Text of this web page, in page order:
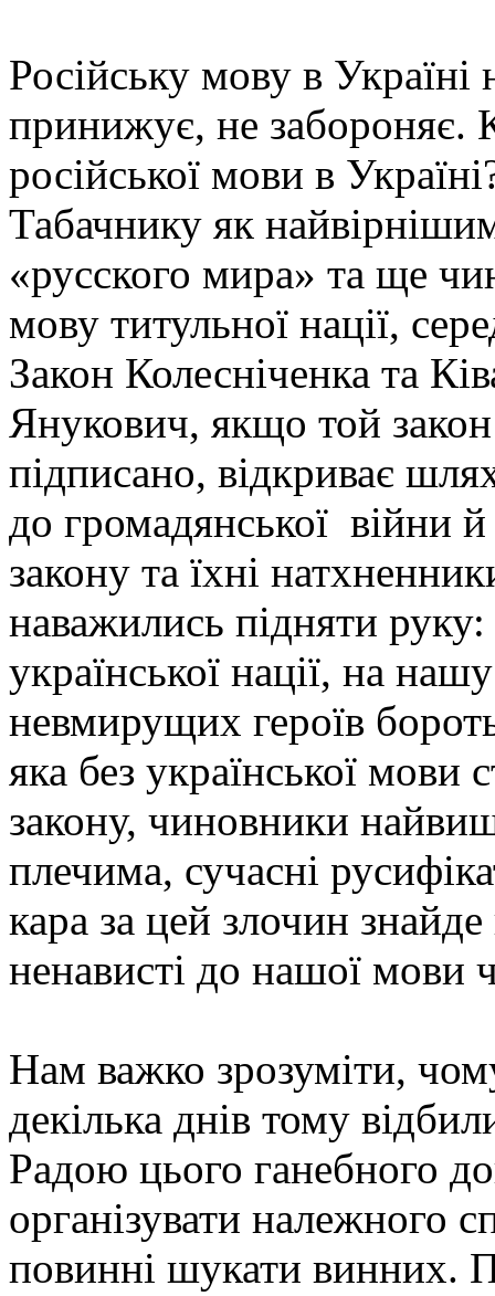
Російську мову в Україні
принижує, не забороняє.
російської мови в
Табачнику як
«русского мира» та ще
мову титульної нації,
Закон Колесніченка та
Янукович, якщо той
підписано, відкриває
до громадянської війни
закону та їхні
наважились підняти
української нації, на
невмирущих героїв
яка без української
закону, чиновники
плечима, сучасні
кара за цей злочин
ненависті до нашої мови
Нам важко зрозуміти,
декілька днів тому
Радою цього ганебного
організувати належного
повинні шукати винних.